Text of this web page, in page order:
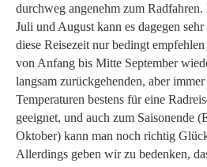
durchweg angenehm zum
Juli und August kann es dagegen
diese Reisezeit nur bedingt
von Anfang bis Mitte September
langsam zurückgehenden, aber
Temperaturen bestens für eine
geeignet, und auch zum Saisonende
Oktober) kann man noch richtig
Allerdings geben wir zu bedenken,